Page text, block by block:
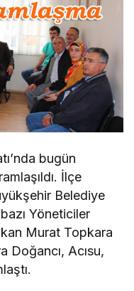
bugün
İlçe
Belediye
Yöneticiler
Murat Topkara
Doğancı, Acısu,